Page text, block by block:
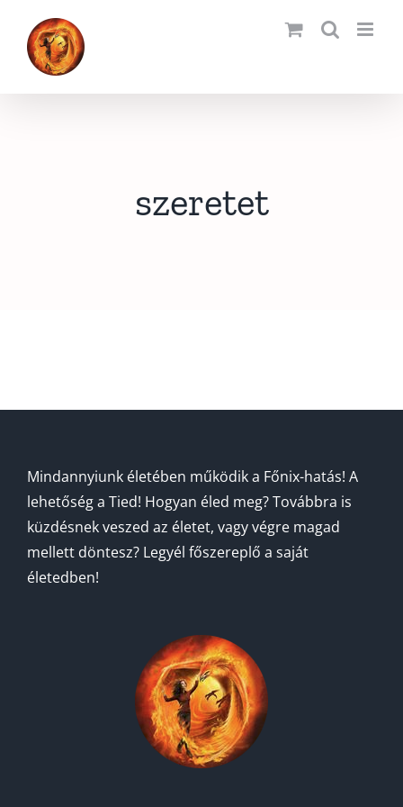
szeretet
Mindannyiunk életében működik a Főnix-hatás! A
lehetőség a Tied! Hogyan éled meg? Továbbra is
küzdésnek veszed az életet, vagy végre magad
mellett döntesz? Legyél főszereplő a saját
életedben!